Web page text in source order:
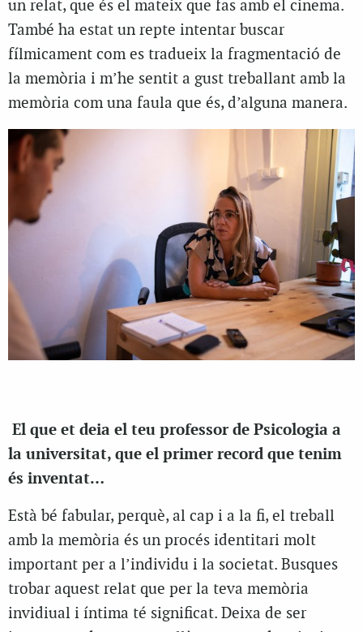
un relat, que és el mateix que fas amb el cinema.
També ha estat un repte intentar buscar
fílmicament com es tradueix la fragmentació de
la memòria i m’he sentit a gust treballant amb la
memòria com una faula que és, d’alguna manera.
El que et deia el teu professor de Psicologia a
la universitat, que el primer record que tenim
és inventat…
Està bé fabular, perquè, al cap i a la fi, el treball
amb la memòria és un procés identitari molt
important per a l’individu i la societat. Busques
trobar aquest relat que per la teva memòria
invidiual i íntima té significat. Deixa de ser